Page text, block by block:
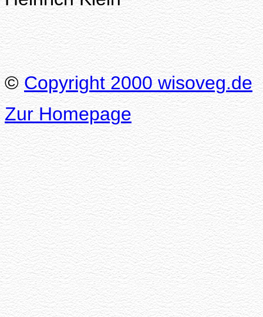
© Copyright 2000 wisoveg.de
Zur Homepage